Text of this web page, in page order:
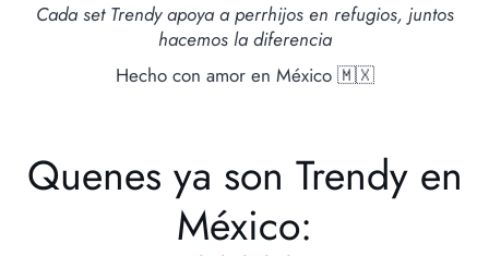
Cada set Trendy apoya a perrhijos en refugios, juntos
hacemos la diferencia
Hecho con amor en México 🇲🇽
Quenes ya son Trendy en
México: